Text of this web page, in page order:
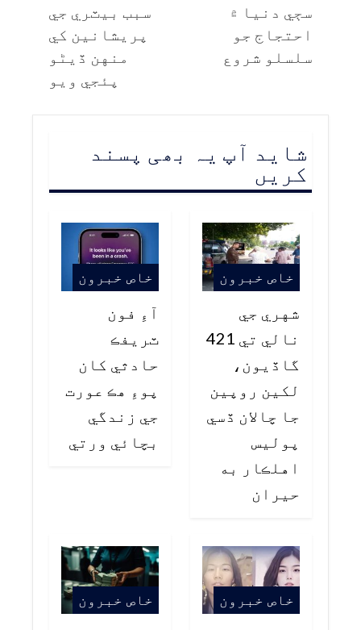
سڄي دنيا ۾
احتجاج جو
سلسلو شروع
سبب بيٽري جي
پريشانين کي
منهن ڏيڻو
پئجي ويو
شاید آپ یہ بھی پسند
کریں
خاص خبرون
شهري جي
نالي تي 421
گاڏيون،
لکين روپين
جا چالان ڏسي
پوليس
اهلڪار به
حيران
خاص خبرون
آءِ فون
ٽريفڪ
حادثي کان
پوءِ هڪ عورت
جي زندگي
بچائي ورتي
خاص خبرون خاص خبرون